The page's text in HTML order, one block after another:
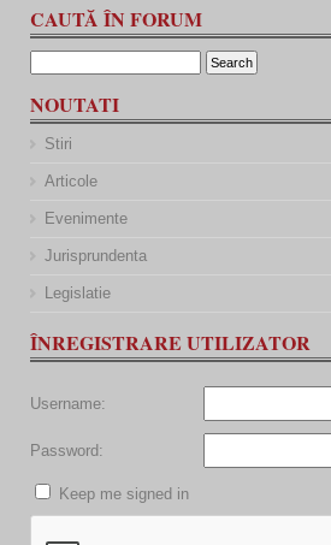
CAUTĂ ÎN FORUM
NOUTATI
Stiri
Articole
Evenimente
Jurisprundenta
Legislatie
ÎNREGISTRARE UTILIZATOR
Username:
Password:
Keep me signed in